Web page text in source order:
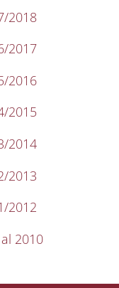
2018
2017
2016
2015
2014
2013
2012
2010